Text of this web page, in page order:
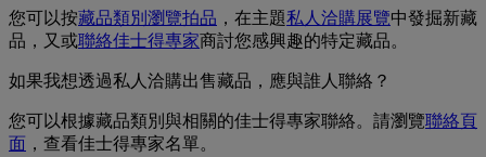
您可以按藏品類別瀏覽拍品 ，在主題私人洽購展覽中發掘新藏
品，又或聯絡佳士得專家商討您感興趣的特定藏品。
如果我想透過私人洽購出售藏品，應與誰人聯絡？
您可以根據藏品類別與相關的佳士得專家聯絡。請瀏覽聯絡頁
面 ，查看佳士得專家名單。